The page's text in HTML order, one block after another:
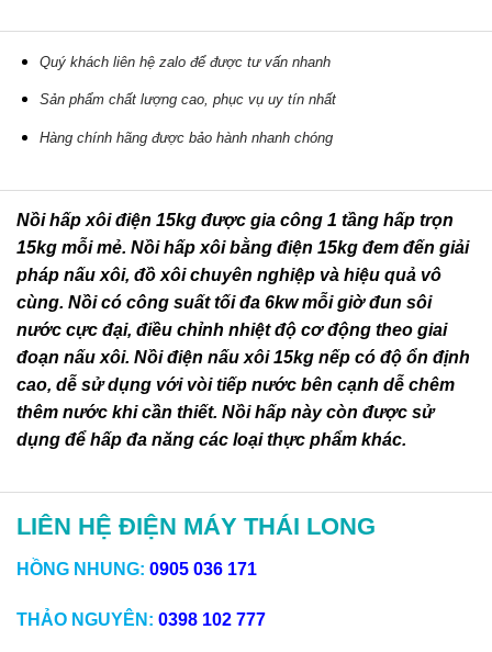
Quý khách liên hệ zalo để được tư vấn nhanh
Sản phẩm chất lượng cao, phục vụ uy tín nhất
Hàng chính hãng được bảo hành nhanh chóng
Nồi hấp xôi điện 15kg được gia công 1 tầng hấp trọn
15kg mỗi mẻ. Nồi hấp xôi bằng điện 15kg đem đến giải
pháp nấu xôi, đồ xôi chuyên nghiệp và hiệu quả vô
cùng. Nồi có công suất tối đa 6kw mỗi giờ đun sôi
nước cực đại, điều chỉnh nhiệt độ cơ động theo giai
đoạn nấu xôi. Nồi điện nấu xôi 15kg nếp có độ ổn định
cao, dễ sử dụng với vòi tiếp nước bên cạnh dễ chêm
thêm nước khi cần thiết. Nồi hấp này còn được sử
dụng để hấp đa năng các loại thực phẩm khác.
LIÊN HỆ ĐIỆN MÁY THÁI LONG
HỒNG NHUNG: 0905 036 171
THẢO NGUYÊN: 0398 102 777